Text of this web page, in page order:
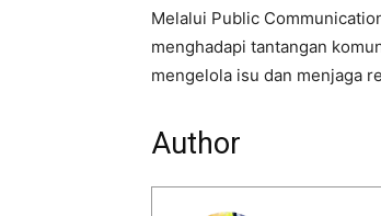
Melalui Public
menghadapi tantangan
mengelola isu dan menjaga
Author